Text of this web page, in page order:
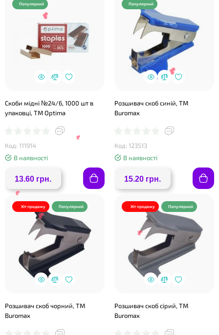
Популярний
Скоби мідні №24/6, 1000 шт в
упаковці, ТМ Optima
Код: 111914
В наявності
13.60 грн.
Популярний
Розшивач скоб синій, ТМ
Buromax
Код: 123513
В наявності
15.20 грн.
Хіт продажу Популярний
Розшивач скоб чорний, ТМ
Buromax
Хіт продажу Популярний
Розшивач скоб сірий, TM
Buromax
❤
❤
❤
❤